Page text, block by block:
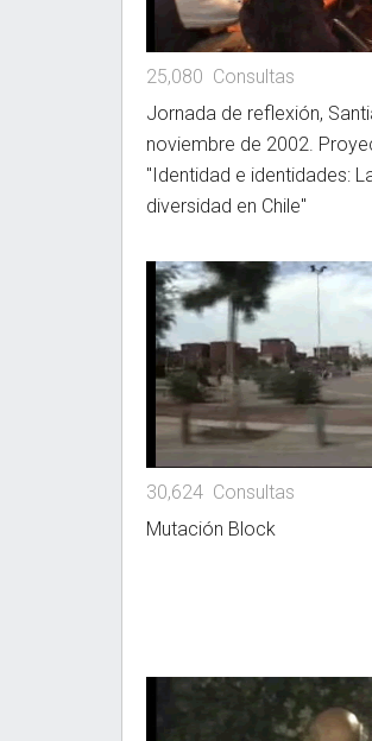
25,080 Consultas
Jornada de reflexión,
noviembre de 2002.
"Identidad e identidades:
diversidad en Chile"
30,624 Consultas
Mutación Block